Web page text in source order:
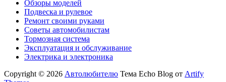
Обзоры моделей
Подвеска и рулевое
Ремонт своими руками
Советы автомобилистам
Тормозная система
Эксплуатация и обслуживание
Электрика и электроника
Copyright © 2026 Автолюбителю Тема Echo Blog от Artify